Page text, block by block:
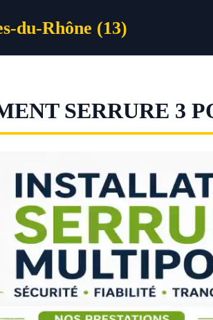
du-Rhône (13)
SERRURE 3